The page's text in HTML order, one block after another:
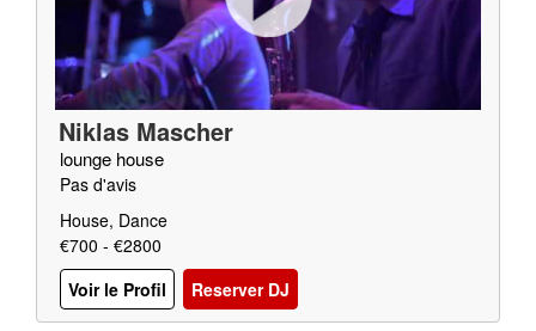
Niklas Mascher
lounge house
Pas d'avis
House, Dance
€700 - €2800
Voir le Profil
Reserver DJ